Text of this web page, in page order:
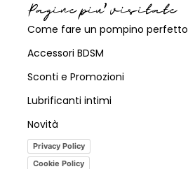
Pagine piu' visitate
Come fare un pompino perfetto
Accessori BDSM
Sconti e Promozioni
Lubrificanti intimi
Novità
Privacy Policy
Cookie Policy